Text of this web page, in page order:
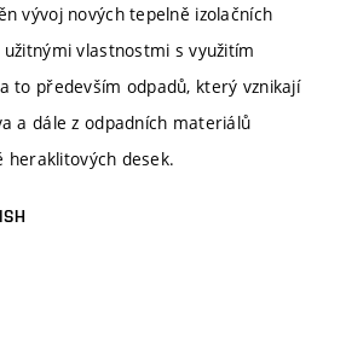
vývoj nových tepelně izolačních
vlastnostmi s využitím
to především odpadů, který vznikají
a dále z odpadních materiálů
heraklitových desek.